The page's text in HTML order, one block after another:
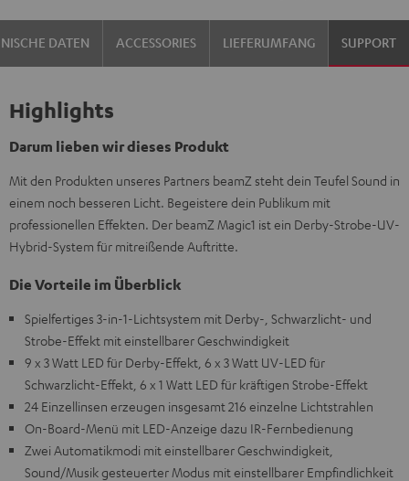
DATEN ACCESSORIES LIEFERUMFANG SUPPORT
Highlights
Darum lieben wir dieses Produkt
Mit den Produkten unseres Partners beamZ steht dein Teufel Sound in
einem noch besseren Licht. Begeistere dein Publikum mit
professionellen Effekten. Der beamZ Magic1 ist ein Derby-Strobe-UV-
Hybrid-System für mitreißende Auftritte.
Die Vorteile im Überblick
Spielfertiges 3-in-1-Lichtsystem mit Derby-, Schwarzlicht- und
Strobe-Effekt mit einstellbarer Geschwindigkeit
9 x 3 Watt LED für Derby-Effekt, 6 x 3 Watt UV-LED für
Schwarzlicht-Effekt, 6 x 1 Watt LED für kräftigen Strobe-Effekt
24 Einzellinsen erzeugen insgesamt 216 einzelne Lichtstrahlen
On-Board-Menü mit LED-Anzeige dazu IR-Fernbedienung
Zwei Automatikmodi mit einstellbarer Geschwindigkeit,
Sound/Musik gesteuerter Modus mit einstellbarer Empfindlichkeit